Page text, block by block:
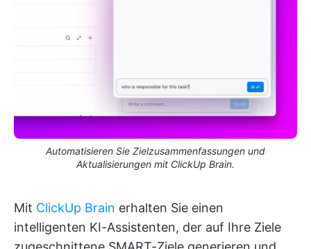
Automatisieren Sie Zielzusammenfassungen und
Aktualisierungen mit ClickUp Brain.
Mit ClickUp Brain erhalten Sie einen
intelligenten KI-Assistenten, der auf Ihre Ziele